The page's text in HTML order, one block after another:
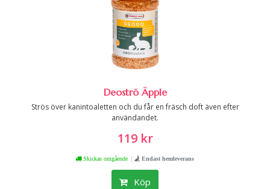
Deoströ Äpple
Strös över kanintoaletten och du får en fräsch doft även efter
användandet.
119 kr
Skickas omgående | Endast hemleverans
Köp